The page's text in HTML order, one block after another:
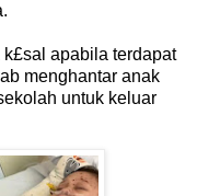
apabila terdapat
menghantar anak
untuk keluar